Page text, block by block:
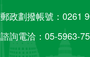
郵政劃撥帳號：
諮詢電洽：05-5963-